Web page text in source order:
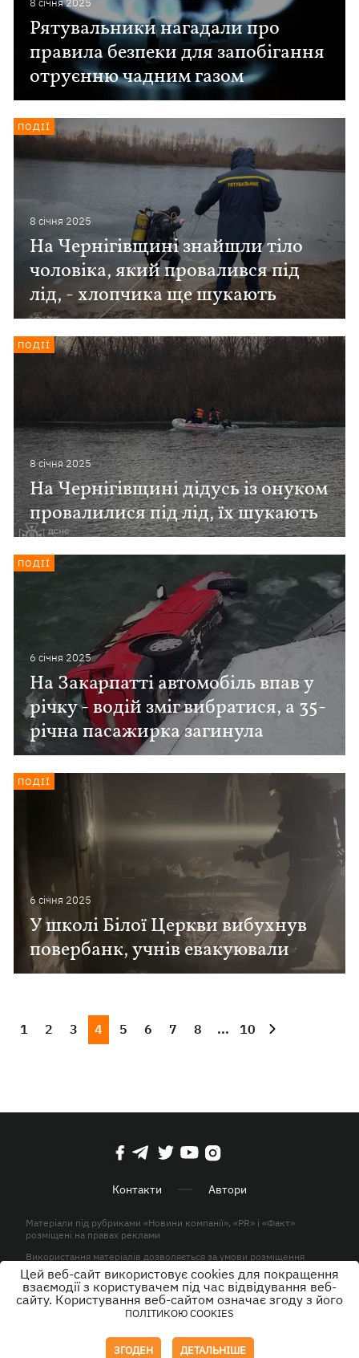
8 сiчня 2025
Рятувальники нагадали про
правила безпеки для запобігання
отруєнню чадним газом
8 сiчня 2025
На Чернігівщині знайшли тіло
чоловіка, який провалився під
лід, - хлопчика ще шукають
ПОДІЇ
8 сiчня 2025
На Чернігівщині дідусь із онуком
провалилися під лід, їх шукають
ПОДІЇ
6 сiчня 2025
На Закарпатті автомобіль впав у
річку - водій зміг вибратися, а 35-
річна пасажирка загинула
ПОДІЇ
6 сiчня 2025
У школі Білої Церкви вибухнув
повербанк, учнів евакуювали
ПОДІЇ
1 2 3 4 5 6 7 8 ... 10
Контакти Автори
Матеріали під рубриками «Новини компанії», «PR» і «Факт»
розміщені на правах реклами
Використання матеріалів дозволяється за умови розміщення
активного гіперпосилання на KP.UA в першому абзаці.
© ТОВ «ЮЛАВ МЕДІА» 2026. Всі права захищені.
Цей веб-сайт використовує cookies для покращення
взаємодії з користувачем під час відвідування веб-
сайту. Користування веб-сайтом означає згоду з його
ПОЛІТИКОЮ COOKIES
ЗГОДЕН ДЕТАЛЬНІШЕ